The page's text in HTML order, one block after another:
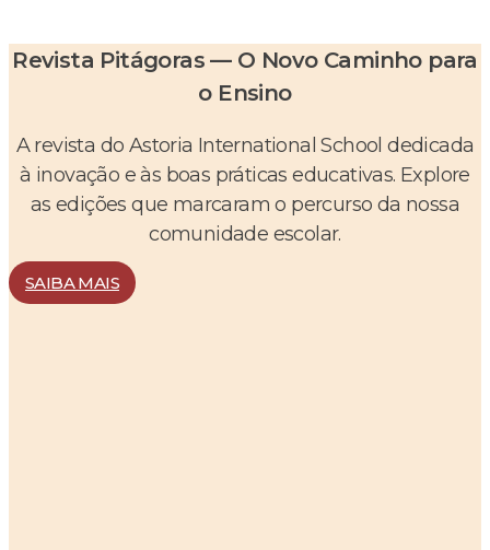
Revista Pitágoras — O Novo Caminho para
o Ensino
A revista do Astoria International School dedicada
à inovação e às boas práticas educativas. Explore
as edições que marcaram o percurso da nossa
comunidade escolar.
SAIBA MAIS